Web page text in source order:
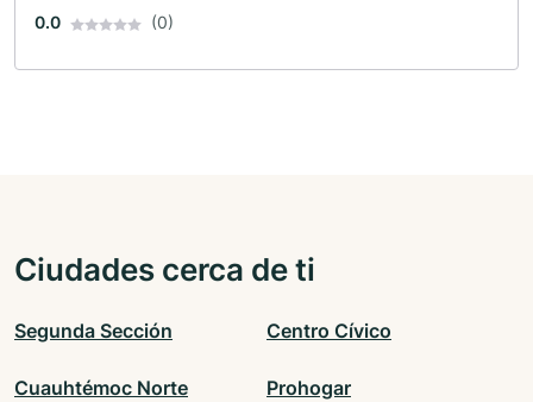
0.0 (0)
Ciudades cerca de ti
Segunda Sección Centro Cívico
Cuauhtémoc Norte Prohogar